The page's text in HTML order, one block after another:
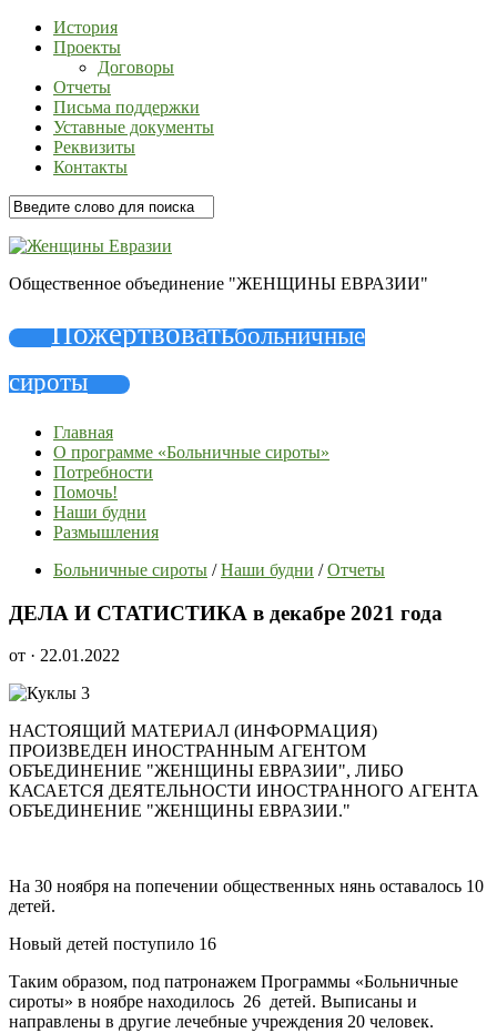
История
Проекты
Договоры
Отчеты
Письма поддержки
Уставные документы
Реквизиты
Контакты
Общественное объединение "ЖЕНЩИНЫ ЕВРАЗИИ"
Пожертвоватьбольничные
сироты
Главная
О программе «Больничные сироты»
Потребности
Помочь!
Наши будни
Размышления
Больничные сироты / Наши будни / Отчеты
ДЕЛА И СТАТИСТИКА в декабре 2021 года
от · 22.01.2022
НАСТОЯЩИЙ МАТЕРИАЛ (ИНФОРМАЦИЯ)
ПРОИЗВЕДЕН ИНОСТРАННЫМ АГЕНТОМ
ОБЪЕДИНЕНИЕ "ЖЕНЩИНЫ ЕВРАЗИИ", ЛИБО
КАСАЕТСЯ ДЕЯТЕЛЬНОСТИ ИНОСТРАННОГО АГЕНТА
ОБЪЕДИНЕНИЕ "ЖЕНЩИНЫ ЕВРАЗИИ."
На 30 ноября на попечении общественных нянь оставалось 10
детей.
Новый детей поступило 16
Таким образом, под патронажем Программы «Больничные
сироты» в ноябре находилось 26 детей. Выписаны и
направлены в другие лечебные учреждения 20 человек.